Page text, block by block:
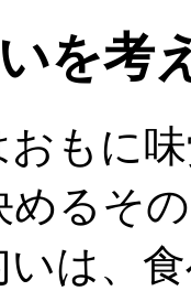
を考
もに味
めるそ
いは、